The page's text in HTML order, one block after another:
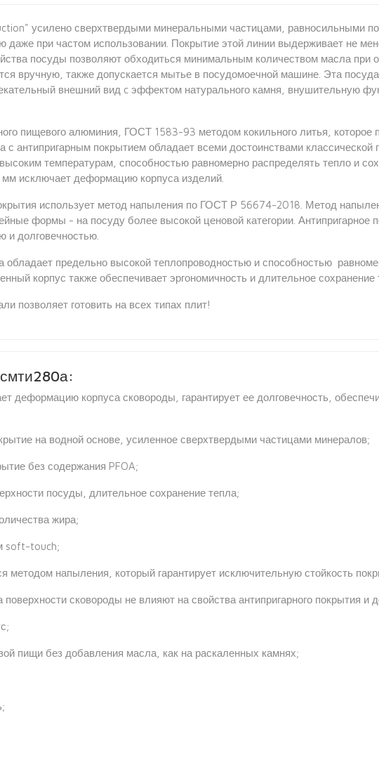
усилено сверхтвердыми минеральными частицами, равносильными
даже при частом использовании. Покрытие этой линии выдерживает не
посуды позволяют обходиться минимальным количеством масла при
вручную, также допускается мытье в посудомоечной машине. Эта
внешний вид c эффектом натурального камня, внушительную
пищевого алюминия, ГОСТ 1583-93 методом кокильного литья, которое
с антипригарным покрытием обладает всеми достоинствами
температурам, способностью равномерно распределять тепло и
исключает деформацию корпуса изделий.
использует метод напыления по ГОСТ Р 56674-2018. Метод
формы - на посуду более высокой ценовой категории.
и долговечностью.
обладает предельно высокой теплопроводностью и способностью
корпус также обеспечивает эргономичность и длительное сохранение
позволяет готовить на всех типах плит!
деформацию корпуса сковороды, гарантирует ее долговечность,
на водной основе, усиленное сверхтвердыми частицами минералов;
без содержания PFOA;
посуды, длительное сохранение тепла;
жира;
soft-touch;
методом напыления, который гарантирует исключительную стойкость
сковороды не влияют на свойства антипригарного покрытия и
пищи без добавления масла, как на раскаленных камнях;